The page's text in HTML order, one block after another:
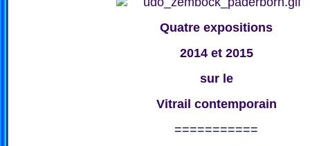
Quatre expositions
2014 et 2015
sur le
Vitrail contemporain
===========